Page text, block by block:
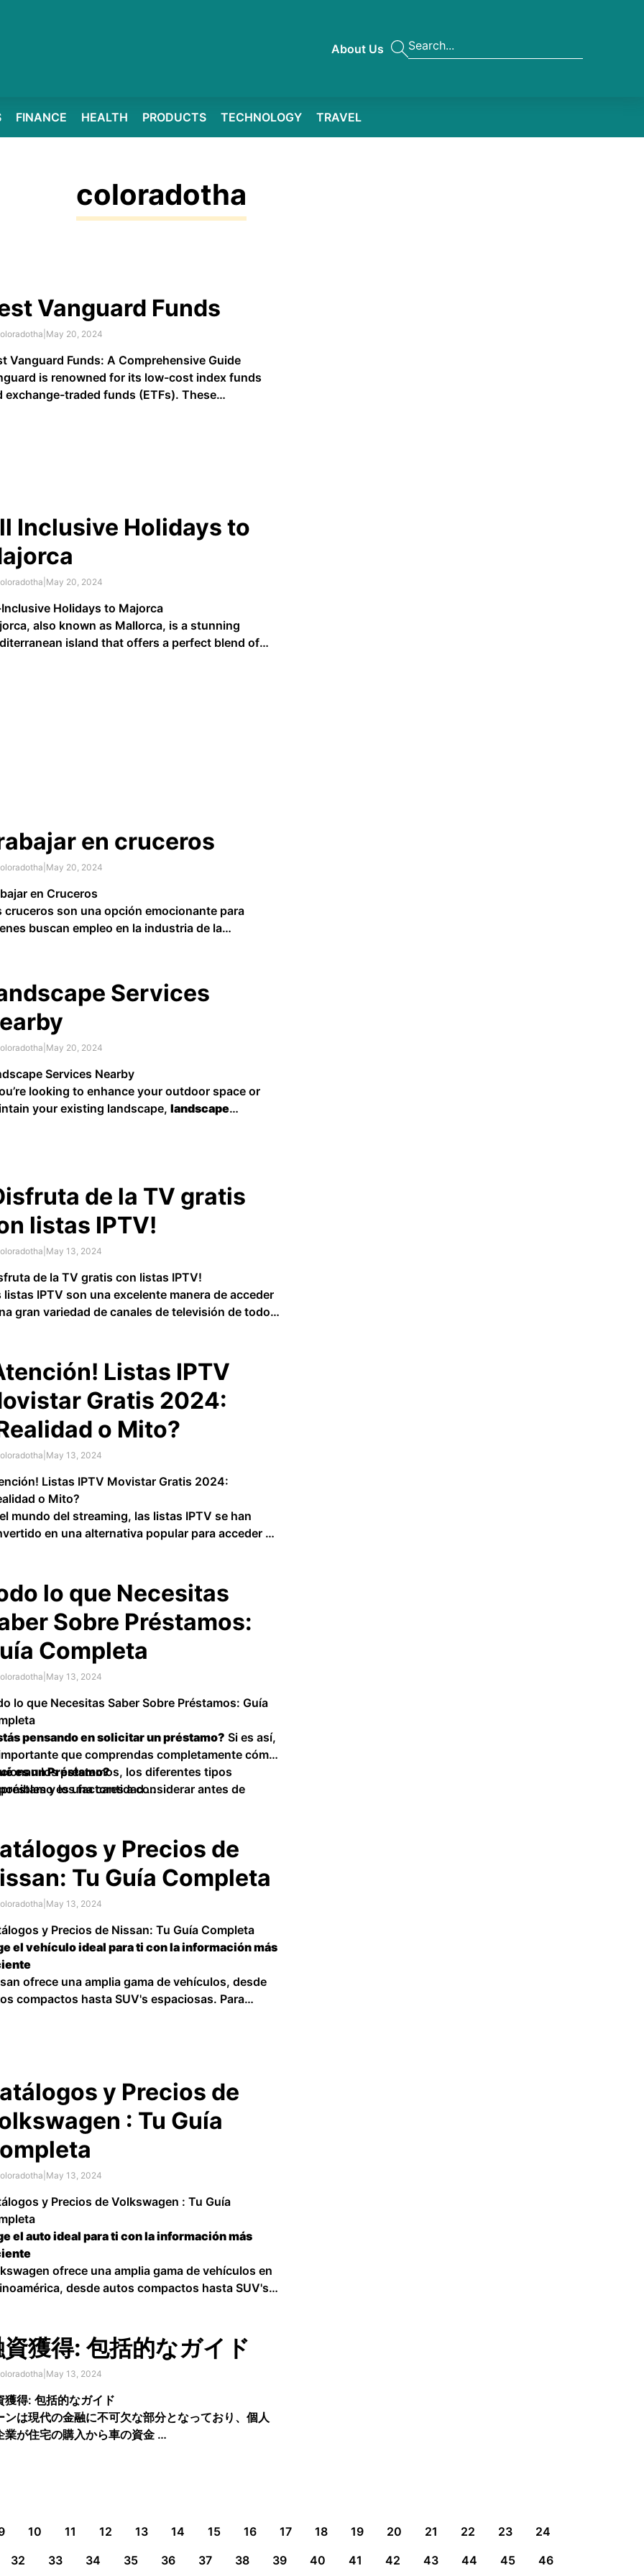
About Us
FINANCE HEALTH PRODUCTS TECHNOLOGY TRAVEL
coloradotha
Vanguard Funds
May 20, 2024
Vanguard Funds: A Comprehensive Guide
is renowned for its low-cost index funds
exchange-traded funds (ETFs). These
Inclusive Holidays to
May 20, 2024
Holidays to Majorca
also known as Mallorca, is a stunning
island that offers a perfect blend of
en cruceros
May 20, 2024
en Cruceros
cruceros son una opción emocionante para
buscan empleo en la industria de la
exploraremos cómo es trabajar en cruceros y
…
Services
May 20, 2024
Services Nearby
looking to enhance your outdoor space or
your existing landscape, landscape
and add …de la TV gratis
listas IPTV!
May 13, 2024
de la TV gratis con listas IPTV!
listas IPTV son una excelente manera de acceder
gran variedad de canales de televisión de todo
lo que te permite verlos …Listas IPTV
Gratis 2024:
o Mito?
May 13, 2024
Listas IPTV Movistar Gratis 2024:
o Mito?
mundo del streaming, las listas IPTV se han
en una alternativa popular para acceder a
completamente gratis y legales puede ser
lo que Necesitas
Sobre Préstamos:
Completa
May 13, 2024
lo que Necesitas Saber Sobre Préstamos: Guía
pensando en solicitar un préstamo? Si es así,
que comprendas completamente cómo
los préstamos, los diferentes tipos
y los factores a considerar antes de
es un Préstamo?
es una cantidad …
y Precios de
Tu Guía Completa
May 13, 2024
y Precios de Nissan: Tu Guía Completa
el vehículo ideal para ti con la información más
ofrece una amplia gama de vehículos, desde
compactos hasta SUV's espaciosas. Para
y Precios de
: Tu Guía
May 13, 2024
y Precios de Volkswagen : Tu Guía
el auto ideal para ti con la información más
ofrece una amplia gama de vehículos en
desde autos compactos hasta SUV's
una guía …
獲得: 包括的なガイド
May 13, 2024
獲得: 包括的なガイド
ンは現代の金融に不可欠な部分となっており、個人
業が住宅の購入から車の資金 …
10 11 12 13 14 15 16 17 18 19 20 21 22 23
24
32 33 34 35 36 37 38 39 40 41 42 43 44 45 46